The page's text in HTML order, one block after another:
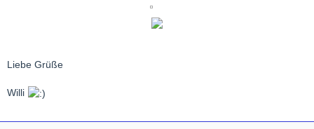
Liebe Grüße
Willi